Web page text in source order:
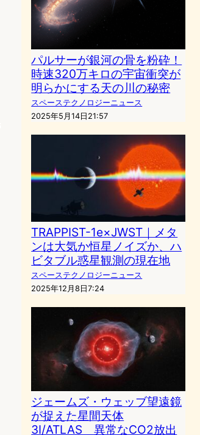
パルサーが銀河の骨を粉砕！
時速320万キロの宇宙衝突が
明らかにする天の川の秘密
スペーステクノロジーニュース
2025年5月14日21:57
TRAPPIST-1e×JWST｜メタ
ンは大気か恒星ノイズか、ハ
ビタブル惑星観測の現在地
スペーステクノロジーニュース
2025年12月8日7:24
ジェームズ・ウェッブ望遠鏡
が捉えた星間天体
3I/ATLAS 異常なCO2放出